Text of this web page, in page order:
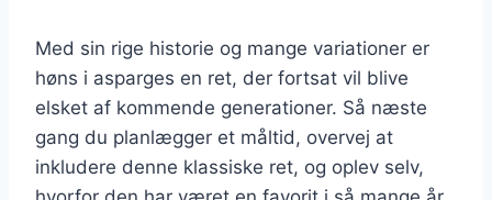
Med sin rige historie og mange variationer er
høns i asparges en ret, der fortsat vil blive
elsket af kommende generationer. Så næste
gang du planlægger et måltid, overvej at
inkludere denne klassiske ret, og oplev selv,